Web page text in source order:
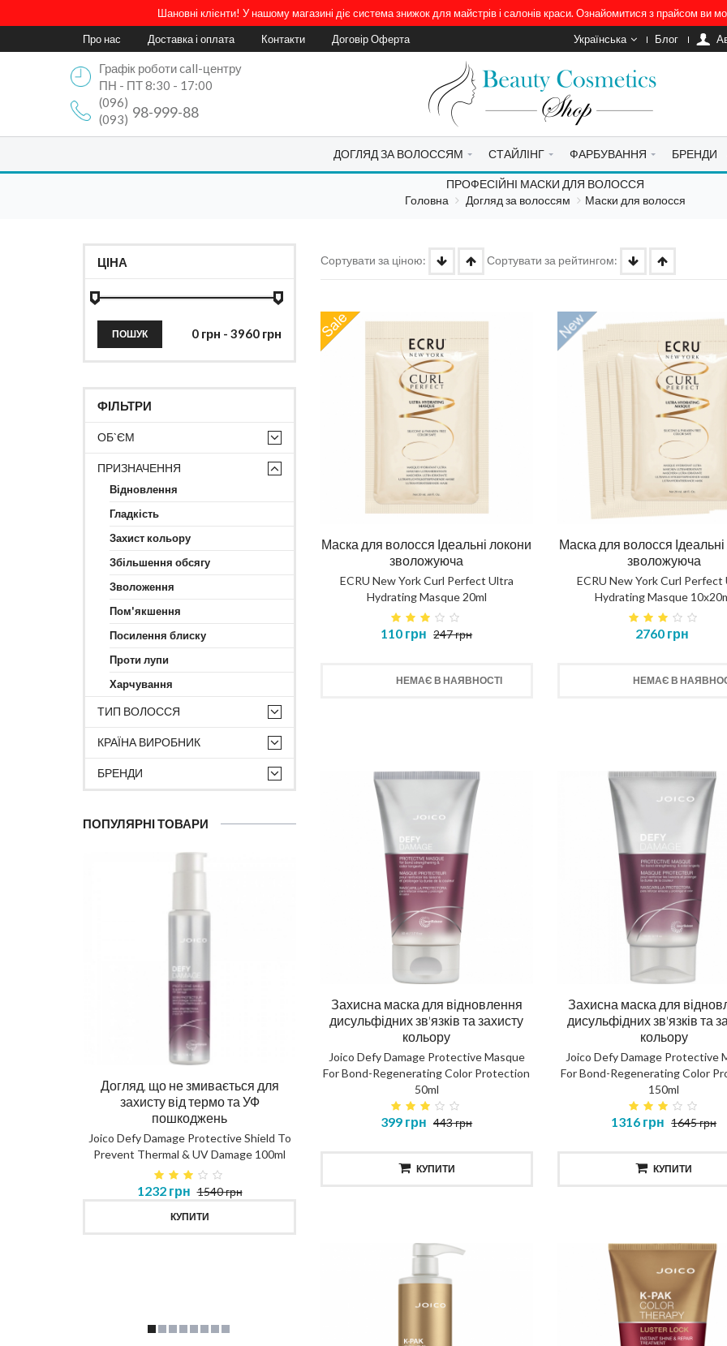
Шановні клієнти! У нашому магазині діє система знижок для майстрів і салонів краси. Ознайомитися з прайсом
Про нас
Доставка і оплата Контакти Договір Оферта Українська Блог
Графік роботи call-центру
ПН - ПТ 8:30 - 17:00
(096)
98-999-88
(093)
ДОГЛЯД ЗА ВОЛОССЯМ СТАЙЛІНГ ФАРБУВАННЯ БРЕНДИ
ПРОФЕСІЙНІ МАСКИ ДЛЯ ВОЛОССЯ
Головна
Догляд за волоссям Маски для волосся
ЦІНА
ПОШУК
ФІЛЬТРИ
ОБ`ЄМ
ПРИЗНАЧЕННЯ
Відновлення
Гладкість
Захист кольору
Збільшення обсягу
Зволоження
Пом'якшення
Посилення блиску
Проти лупи
Харчування
ТИП ВОЛОССЯ
КРАЇНА ВИРОБНИК
БРЕНДИ
ПОПУЛЯРНІ ТОВАРИ
Догляд, що не змивається для
захисту від термо та УФ
пошкоджень
Joico Defy Damage Protective Shield To
Prevent Thermal & UV Damage 100ml
1232 грн 1540 грн
КУПИТИ
Маска повне відновлення
DIAGNOSTIC TOTAL REPAIR MASK
414 грн
Шампунь для тіла та
HAIR AND BODY
520 грн
Сортувати за ціною: Сортувати за рейтингом:
Маска для волосся Ідеальні локони
зволожуюча
ECRU New York Curl Perfect Ultra
Hydrating Masque 20ml
110 грн 247 грн
НЕМАЄ В НАЯВНОСТІ
Маска для волосся
зволожуюча
ECRU New York Curl Perfect
Hydrating Masque
2760 грн
НЕМАЄ В
Захисна маска для відновлення
дисульфідних зв'язків та захисту
кольору
Joico Defy Damage Protective Masque
For Bond-Regenerating Color Protection
50ml
399 грн 443 грн
КУПИТИ
Захисна маска для
дисульфідних зв'язків та
кольору
Joico Defy Damage Protective
For Bond-Regenerating Color
150ml
1316 грн 1645 грн
КУПИТИ